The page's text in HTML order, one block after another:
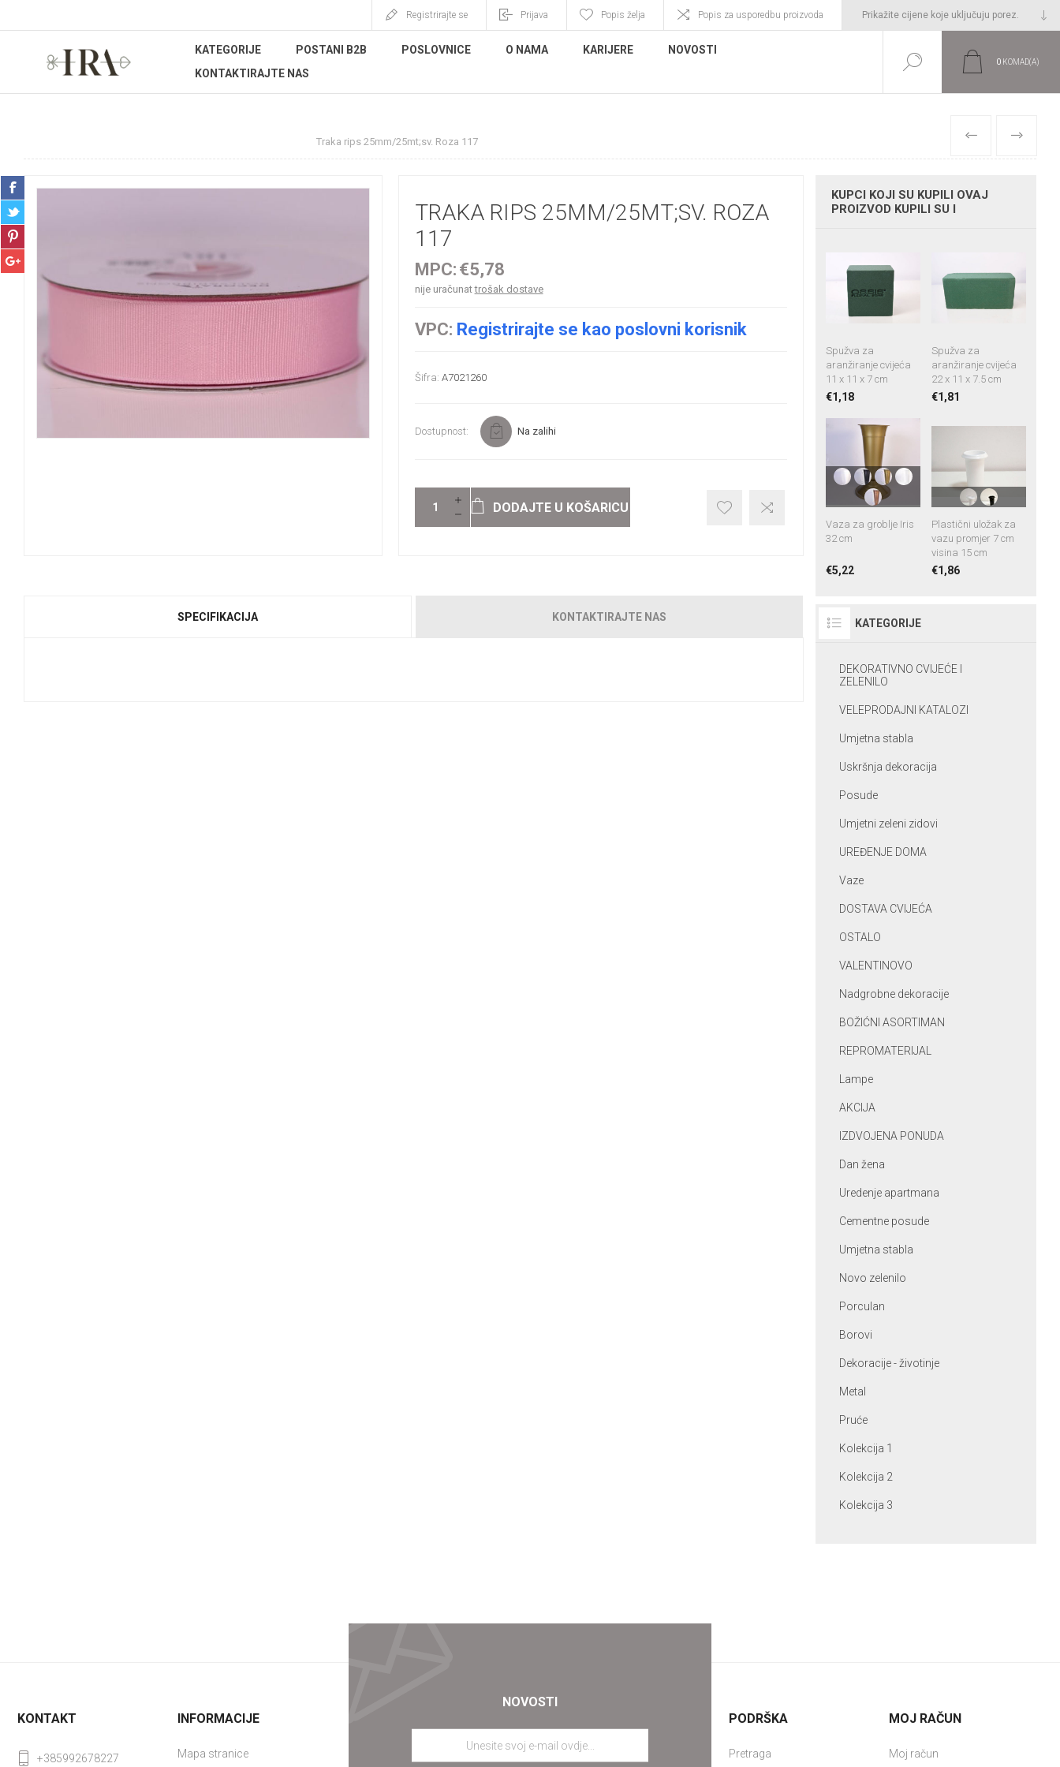
Registrirajte se Prijava Popis želja Popis za usporedbu proizvoda
KATEGORIJE POSTANI B2B POSLOVNICE O NAMA KARIJERE
NOVOSTI
KONTAKTIRAJTE NAS
0 KOMAD(A)
Traka rips 25mm/25mt;sv. Roza 117 PRETHODNI
SLIJEDEĆI
TRAKA RIPS 25MM/25MT;SV. ROZA
117
MPC: €5,78
nije uračunattrošak dostave
VPC: Registrirajte se kao poslovni korisnik
Šifra: A7021260
Dostupnost: Na zalihi
DODAJTE U KOŠARICU
SPECIFIKACIJA KONTAKTIRAJTE NAS
KUPCI KOJI SU KUPILI OVAJ
PROIZVOD KUPILI SU I
Spužva za
aranžiranje cvijeća
11 x 11 x 7 cm
€1,18
Spužva za
aranžiranje cvijeća
22 x 11 x 7.5 cm
€1,81
Vaza za groblje Iris
32 cm
€5,22
Plastični uložak za
vazu promjer 7 cm
visina 15 cm
€1,86
KATEGORIJE
DEKORATIVNO CVIJEĆE I
ZELENILO
VELEPRODAJNI KATALOZI
Umjetna stabla
Uskršnja dekoracija
Posude
Umjetni zeleni zidovi
UREĐENJE DOMA
Vaze
DOSTAVA CVIJEĆA
OSTALO
VALENTINOVO
Nadgrobne dekoracije
BOŽIĆNI ASORTIMAN
REPROMATERIJAL
Lampe
AKCIJA
IZDVOJENA PONUDA
Dan žena
Uredenje apartmana
Cementne posude
Umjetna stabla
Novo zelenilo
Porculan
Borovi
Dekoracije - životinje
Metal
Pruće
Kolekcija 1
Kolekcija 2
Kolekcija 3
NOVOSTI
KONTAKT
+385992678227
INFORMACIJE
Mapa stranice
PODRŠKA
Pretraga
MOJ RAČUN
Moj račun